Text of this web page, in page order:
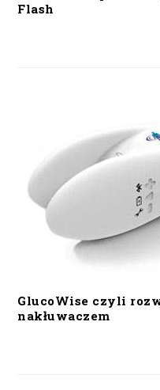
Flash
GlucoWise czyli
nakłuwaczem